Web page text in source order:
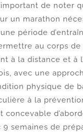
de noter
un marathon
période
au corps de
à la distance et à
avec une
physique de
à la
concevable
9 semaines de